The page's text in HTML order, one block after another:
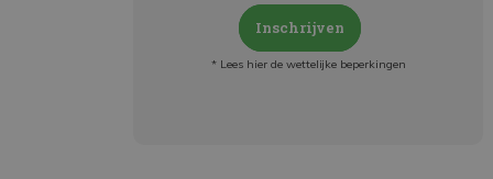
Inschrijven
* Lees hier de wettelijke beperkingen